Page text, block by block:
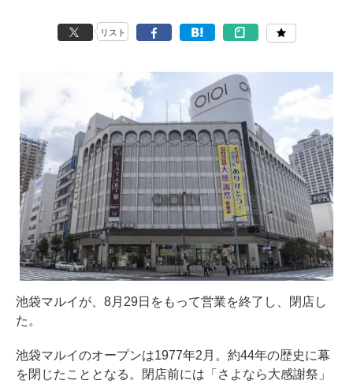
リスト
池袋マルイが、8月29日をもって営業を終了し、閉店し
た。
池袋マルイのオープンは1977年2月。約44年の歴史に幕
を閉じたこととなる。閉店前には「さよなら大感謝祭」